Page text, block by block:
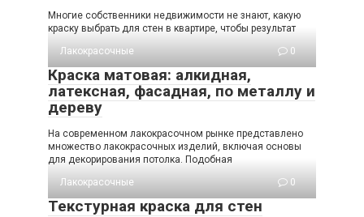
Многие собственники недвижимости не знают, какую
краску выбрать для стен в квартире, чтобы результат
Лакокрасочные
0
Краска матовая: алкидная,
латексная, фасадная, по металлу и
дереву
На современном лакокрасочном рынке представлено
множество лакокрасочных изделий, включая основы
для декорирования потолка. Подобная
Лакокрасочные
0
Текстурная краска для стен